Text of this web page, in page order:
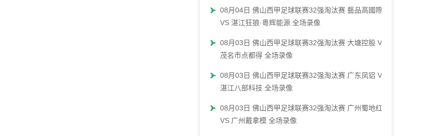
08月04日 佛山西甲足球联赛32强淘汰赛 藝品高國際
VS 湛江狂狼·粵辉能源 全场录像
08月03日 佛山西甲足球联赛32强淘汰赛 大塘控股 VS
茂名市点都得 全场录像
08月03日 佛山西甲足球联赛32强淘汰赛 广东凤铝 VS
湛江八部科技 全场录像
08月03日 佛山西甲足球联赛32强淘汰赛 广州蜀地红
VS 广州戴拿模 全场录像